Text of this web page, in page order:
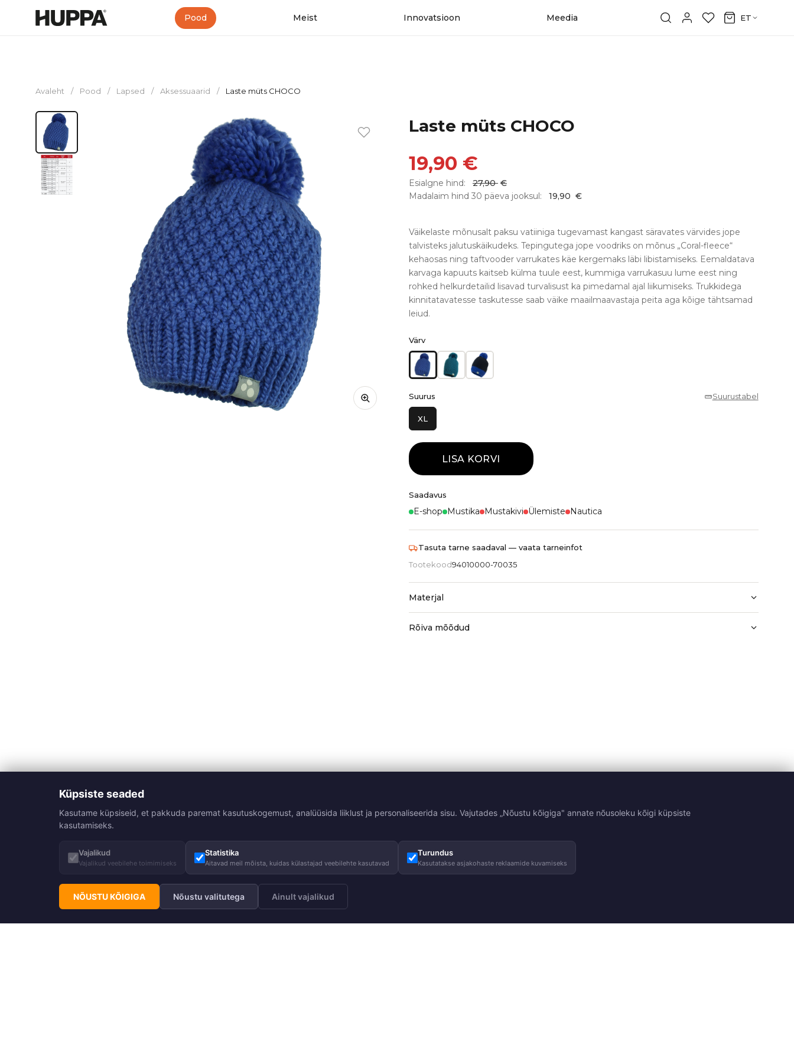
Pood Meist Innovatsioon Meedia ET
Avaleht / Pood / Lapsed / Aksessuaarid / Laste müts CHOCO
Laste müts CHOCO
19,90 €
Esialgne hind: 27,90 €
Madalaim hind 30 päeva jooksul:
19,90 €
Väikelaste mõnusalt paksu vatiiniga tugevamast kangast säravates värvides jope
talvisteks jalutuskäikudeks. Tepingutega jope voodriks on mõnus „Coral-fleece“
kehaosas ning taftvooder varrukates käe kergemaks läbi libistamiseks. Eemaldatava
karvaga kapuuts kaitseb külma tuule eest, kummiga varrukasuu lume eest ning
rohked helkurdetailid lisavad turvalisust ka pimedamal ajal liikumiseks. Trukkidega
kinnitatavatesse taskutesse saab väike maailmaavastaja peita aga kõige tähtsamad
leiud.
Värv
Suurus Suurustabel
XL
LISA KORVI
Saadavus
E-shop Mustika Mustakivi Ülemiste Nautica
Tasuta tarne saadaval — vaata tarneinfot
Tootekood94010000-70035
Materjal
Rõiva mõõdud
Küpsiste seaded
Kasutame küpsiseid, et pakkuda paremat kasutuskogemust, analüüsida liiklust ja personaliseerida sisu. Vajutades „Nõustu kõigiga" annate nõusoleku kõigi küpsiste
kasutamiseks.
Vajalikud
Vajalikud veebilehe toimimiseks
Statistika
Aitavad meil mõista, kuidas külastajad veebilehte kasutavad
Turundus
Kasutatakse asjakohaste reklaamide kuvamiseks
NÕUSTU KÕIGIGA Nõustu valitutega Ainult vajalikud